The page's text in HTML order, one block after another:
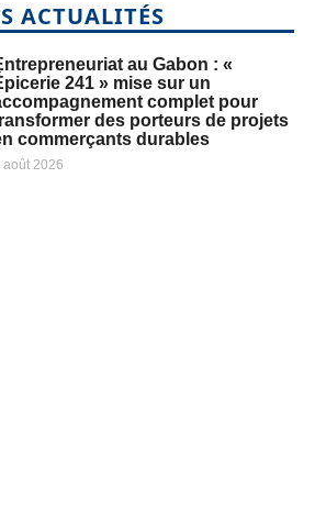
ACTUALITÉS
au Gabon : «
241 » mise sur un
complet pour
des porteurs de projets
commerçants durables
août 2026